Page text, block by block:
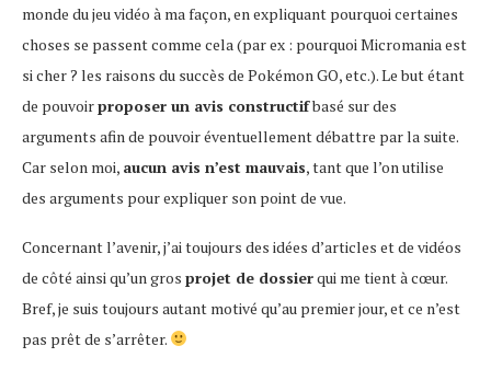
monde du jeu vidéo à ma façon, en expliquant pourquoi certaines
choses se passent comme cela (par ex : pourquoi Micromania est
si cher ? les raisons du succès de Pokémon GO, etc.). Le but étant
de pouvoirproposer un avis constructifbasé sur des
arguments afin de pouvoir éventuellement débattre par la suite.
Car selon moi, aucun avis n’est mauvais, tant que l’on utilise
des arguments pour expliquer son point de vue.
Concernant l’avenir, j’ai toujours des idées d’articles et de vidéos
de côté ainsi qu’un gros projet de dossierqui me tient à cœur.
Bref, je suis toujours autant motivé qu’au premier jour, et ce n’est
pas prêt de s’arrêter.